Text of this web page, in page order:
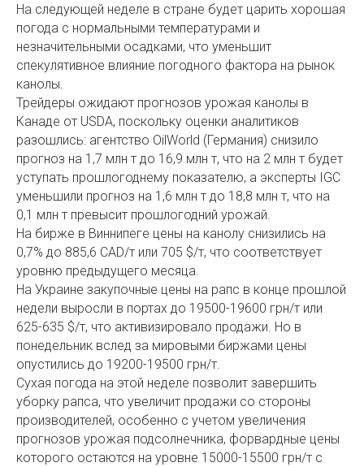
На следующей неделе в стране будет царить хорошая
погода с нормальными температурами и
незначительными осадками, что уменьшит
спекулятивное влияние погодного фактора на рынок
канолы.
Трейдеры ожидают прогнозов урожая канолы в
Канаде от USDA, поскольку оценки аналитиков
разошлись: агентство OilWorld (Германия) снизило
прогноз на 1,7 млн т до 16,9 млн т, что на 2 млн т будет
уступать прошлогоднему показателю, а эксперты IGC
уменьшили прогноз на 1,6 млн т до 18,8 млн т, что на
0,1 млн т превысит прошлогодний урожай.
На бирже в Виннипеге цены на канолу снизились на
0,7% до 885,6 CAD/т или 705 $/т, что соответствует
уровню предыдущего месяца.
На Украине закупочные цены на рапс в конце прошлой
недели выросли в портах до 19500-19600 грн/т или
625-635 $/т, что активизировало продажи. Но в
понедельник вслед за мировыми биржами цены
опустились до 19200-19500 грн/т.
Сухая погода на этой неделе позволит завершить
уборку рапса, что увеличит продажи со стороны
производителей, особенно с учетом увеличения
прогнозов урожая подсолнечника, форвардные цены
которого остаются на уровне 15000-15500 грн/т с